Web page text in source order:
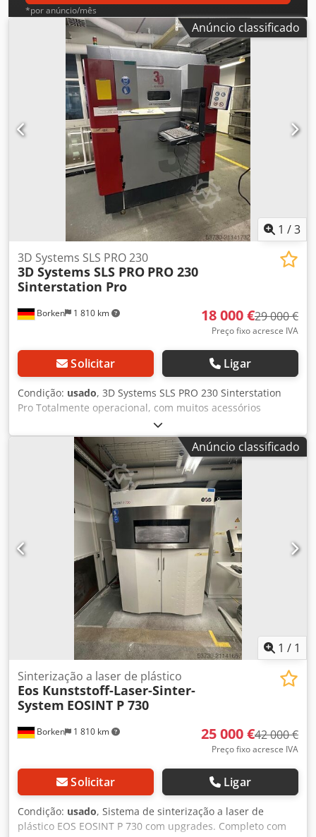
*por anúncio/mês
Anúncio classificado
1 /3
Borken 1 810 km
3D Systems SLS PRO 230
3D Systems SLS PRO PRO 230
Sinterstation Pro
18 000 €29 000 €
Preço fixo acresce IVA
Solicitar Ligar
Condição: usado, 3D Systems SLS PRO 230 Sinterstation
Pro Totalmente operacional, com muitos acessórios
incluídos Dkedpfx Akoyghifeker
Anúncio classificado
1 / 1
Borken 1 810 km
Sinterização a laser de plástico
Eos Kunststoff-Laser-Sinter-
System EOSINT P 730
25 000 €42 000 €
Preço fixo acresce IVA
Solicitar Ligar
Condição: usado, Sistema de sinterização a laser de
plástico EOS EOSINT P 730 com upgrades. Completo com